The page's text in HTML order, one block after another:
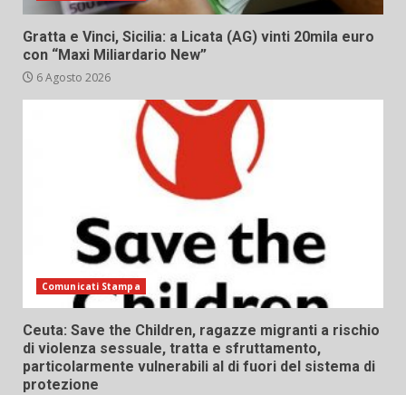
Gratta e Vinci, Sicilia: a Licata (AG) vinti 20mila euro
con “Maxi Miliardario New”
6 Agosto 2026
Comunicati Stampa
Ceuta: Save the Children, ragazze migranti a rischio
di violenza sessuale, tratta e sfruttamento,
particolarmente vulnerabili al di fuori del sistema di
protezione